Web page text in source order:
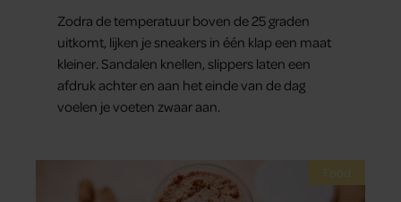
Zodra de temperatuur boven de 25 graden
uitkomt, lijken je sneakers in één klap een maat
kleiner. Sandalen knellen, slippers laten een
afdruk achter en aan het einde van de dag
voelen je voeten zwaar aan.
Food